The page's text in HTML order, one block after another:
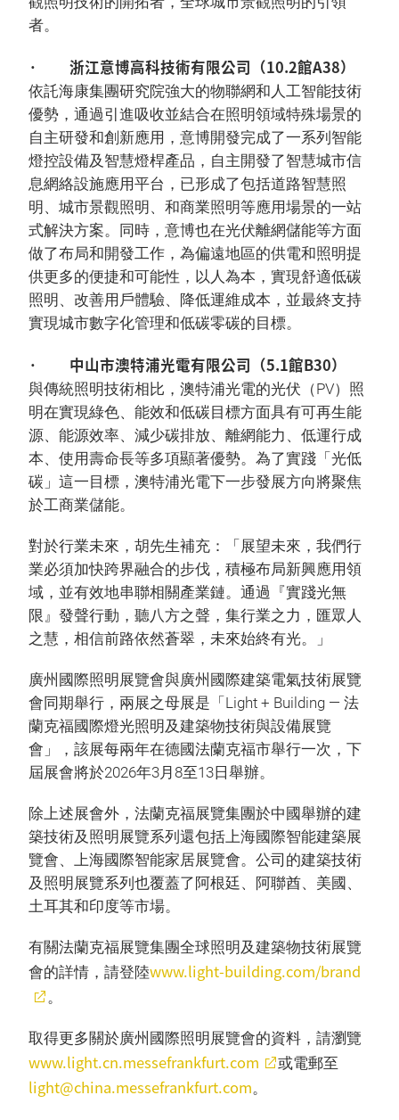
者。
· 浙江意博高科技術有限公司（10.2館A38）
依託海康集團研究院強大的物聯網和人工智能技術
優勢，通過引進吸收並結合在照明領域特殊場景的
自主研發和創新應用，意博開發完成了一系列智能
燈控設備及智慧燈桿產品，自主開發了智慧城市信
息網絡設施應用平台，已形成了包括道路智慧照
明、城市景觀照明、和商業照明等應用場景的一站
式解決方案。同時，意博也在光伏離網儲能等方面
做了布局和開發工作，為偏遠地區的供電和照明提
供更多的便捷和可能性，以人為本，實現舒適低碳
照明、改善用戶體驗、降低運維成本，並最終支持
實現城市數字化管理和低碳零碳的目標。
· 中山市澳特浦光電有限公司（5.1館B30）
與傳統照明技術相比，澳特浦光電的光伏（PV）照
明在實現綠色、能效和低碳目標方面具有可再生能
源、能源效率、減少碳排放、離網能力、低運行成
本、使用壽命長等多項顯著優勢。為了實踐「光低
碳」這一目標，澳特浦光電下一步發展方向將聚焦
於工商業儲能。
對於行業未來，胡先生補充：「展望未來，我們行
業必須加快跨界融合的步伐，積極布局新興應用領
域，並有效地串聯相關產業鏈。通過『實踐光無
限』發聲行動，聽八方之聲，集行業之力，匯眾人
之慧，相信前路依然蒼翠，未來始終有光。」
廣州國際照明展覽會與廣州國際建築電氣技術展覽
會同期舉行，兩展之母展是「Light + Building — 法
蘭克福國際燈光照明及建築物技術與設備展覽
會」，該展每兩年在德國法蘭克福市舉行一次，下
屆展會將於2026年3月8至13日舉辦。
除上述展會外，法蘭克福展覽集團於中國舉辦的建
築技術及照明展覽系列還包括上海國際智能建築展
覽會、上海國際智能家居展覽會。公司的建築技術
及照明展覽系列也覆蓋了阿根廷、阿聯酋、美國、
土耳其和印度等市場。
有關法蘭克福展覽集團全球照明及建築物技術展覽
會的詳情，請登陸www.light-building.com/brand
。
取得更多關於廣州國際照明展覽會的資料，請瀏覽
www.light.cn.messefrankfurt.com 或電郵至
light@china.messefrankfurt.com。